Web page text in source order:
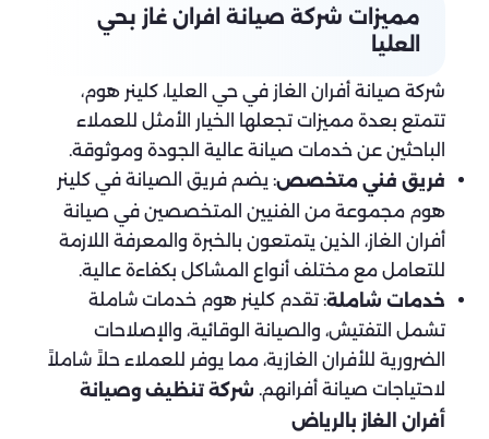
مميزات شركة صيانة افران غاز بحي
العليا
شركة صيانة أفران الغاز في حي العليا، كلينر هوم،
تتمتع بعدة مميزات تجعلها الخيار الأمثل للعملاء
الباحثين عن خدمات صيانة عالية الجودة وموثوقة.
فريق فني متخصص: يضم فريق الصيانة في كلينر
هوم مجموعة من الفنيين المتخصصين في صيانة
أفران الغاز، الذين يتمتعون بالخبرة والمعرفة اللازمة
للتعامل مع مختلف أنواع المشاكل بكفاءة عالية.
خدمات شاملة: تقدم كلينر هوم خدمات شاملة
تشمل التفتيش، والصيانة الوقائية، والإصلاحات
الضرورية للأفران الغازية، مما يوفر للعملاء حلاً شاملاً
لاحتياجات صيانة أفرانهم. شركة تنظيف وصيانة
أفران الغاز بالرياض